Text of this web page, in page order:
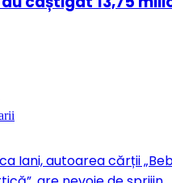
Iani, autoarea cărții